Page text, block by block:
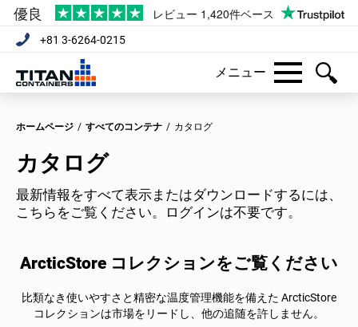
+81 3-6264-0215
メニュー
ホームページ / すべてのコンテナ / カタログ
カタログ
最新情報をすべて表示またはダウンロードするには、
こちらをご覧ください。ログインは不要です。
ArcticStore コレクションをご覧ください
比類なき使いやすさと精密な温度管理機能を備えた ArcticStore
コレクションは市場をリードし、他の追随を許しません。